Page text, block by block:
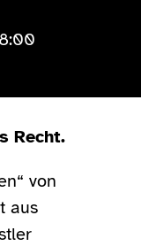
Recht.
von
aus